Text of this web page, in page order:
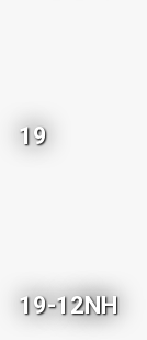
19
19-12NH